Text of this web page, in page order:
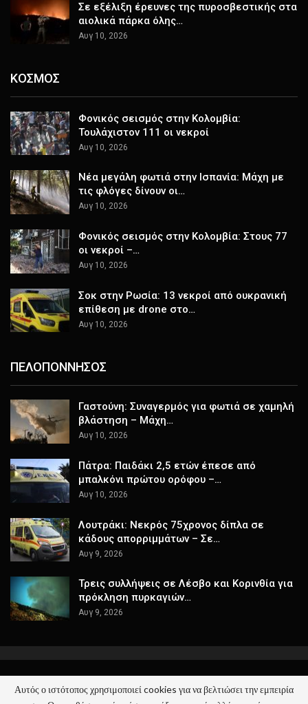
Σε εξέλιξη έρευνες της πυροσβεστικής στα
αιολικά πάρκα όλης…
Αυγ 10, 2026
ΚΟΣΜΟΣ
Φονικός σεισμός στην Κολομβία:
Τουλάχιστον 111 οι νεκροί
Αυγ 10, 2026
Νέα μεγάλη φωτιά στην Ισπανία: Μάχη με
τις φλόγες δίνουν οι…
Αυγ 10, 2026
Φονικός σεισμός στην Κολομβία: Στους 77
οι νεκροί –…
Αυγ 10, 2026
Σοκ στην Ρωσία: 13 νεκροί από ουκρανική
επίθεση με drone στο…
Αυγ 10, 2026
ΠΕΛΟΠΟΝΝΗΣΟΣ
Γαστούνη: Συναγερμός για φωτιά σε χαμηλή
βλάστηση – Μάχη…
Αυγ 10, 2026
Πάτρα: Παιδάκι 2,5 ετών έπεσε από
μπαλκόνι πρώτου ορόφου –…
Αυγ 10, 2026
Λουτράκι: Νεκρός 75χρονος δίπλα σε
κάδους απορριμμάτων – Σε…
Αυγ 9, 2026
Τρεις συλλήψεις σε Λέσβο και Κορινθία για
πρόκληση πυρκαγιών…
Αυγ 9, 2026
© 2026 - ΚΕΡΑΙΑ - Όλα τα Νέα. All Rights Reserved.
Αυτός ο ιστότοπος χρησιμοποιεί cookies για να βελτιώσει την εμπειρία